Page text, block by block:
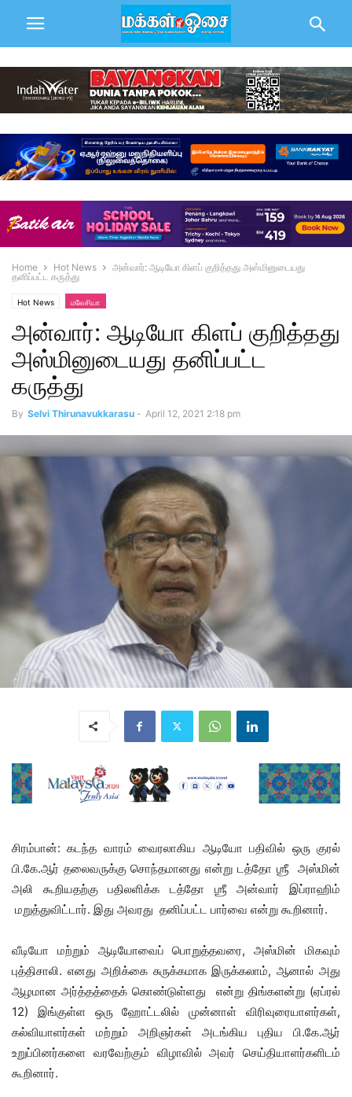
Home Hot News
அன்வார்: ஆடியோ கிளப் குறித்தது அஸ்மினுடையது
தனிப்பட்ட கருத்து
Hot News மலேசியா
அன்வார்: ஆடியோ கிளப் குறித்தது
அஸ்மினுடையது தனிப்பட்ட
கருத்து
By Selvi Thirunavukkarasu - April 12, 2021 2:18 pm
சிரம்பான்: கடந்த வாரம் வைரலாகிய ஆடியோ பதிவில் ஒரு குரல்
பி.கே.ஆர் தலைவருக்கு சொந்தமானது என்று டத்தோ ஶ்ரீ அஸ்மின்
அலி கூறியதற்கு பதிலளிக்க டத்தோ ஶ்ரீ அன்வார் இப்ராஹிம்
மறுத்துவிட்டார். இது அவரது தனிப்பட்ட பார்வை என்று கூறினார்.
வீடியோ மற்றும் ஆடியோவைப் பொறுத்தவரை, அஸ்மின் மிகவும்
புத்திசாலி. எனது அறிக்கை சுருக்கமாக இருக்கலாம், ஆனால் அது
ஆழமான அர்த்தத்தைக் கொண்டுள்ளது என்று திங்களன்று (ஏப்ரல்
12) இங்குள்ள ஒரு ஹோட்டலில் முன்னாள் விரிவுரையாளர்கள்,
கல்வியாளர்கள் மற்றும் அறிஞர்கள் அடங்கிய புதிய பி.கே.ஆர்
உறுப்பினர்களை வரவேற்கும் விழாவில் அவர் செய்தியாளர்களிடம்
கூறினார்.